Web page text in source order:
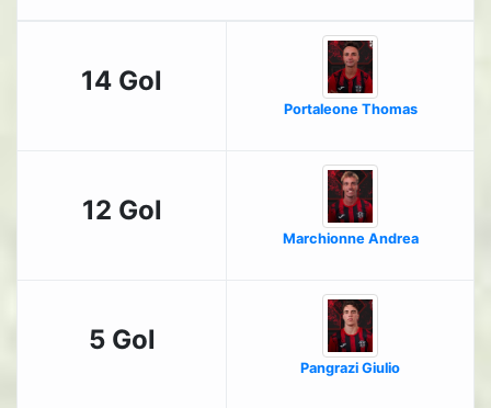
14 Gol
Portaleone Thomas
12 Gol
Marchionne Andrea
5 Gol
Pangrazi Giulio